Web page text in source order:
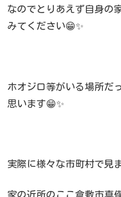
なのでとりあえず自身の
みてください😁✨
ホオジロ等がいる場所だ
思います😁✨
実際に様々な市町村で見
家の近所のここ倉敷市真